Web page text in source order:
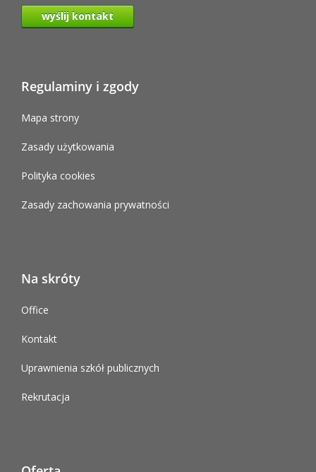
wyślij kontakt
Regulaminy i zgody
Mapa strony
Zasady użytkowania
Polityka cookies
Zasady zachowania prywatności
Na skróty
Office
Kontakt
Uprawnienia szkół publicznych
Rekrutacja